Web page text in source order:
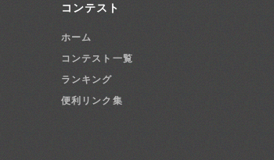
コンテスト
ホーム
コンテスト一覧
ランキング
便利リンク集